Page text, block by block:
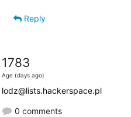
Reply
1783
Age (days ago)
lodz@lists.hackerspace.pl
0 comments